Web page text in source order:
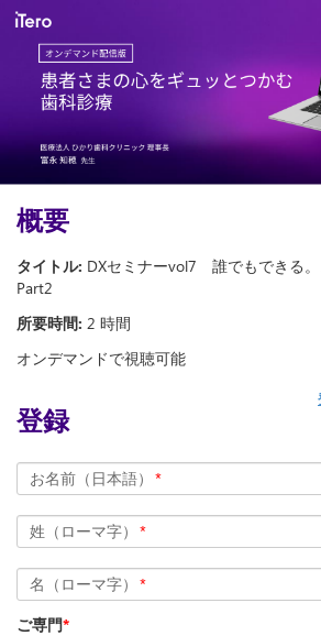
概要
タイトル: DXセミナーvol7 誰でもできる
Part2
所要時間: 2 時間
オンデマンドで視聴可能
登録
お名前（日本語） *
姓（ローマ字） *
名（ローマ字） *
ご専門*